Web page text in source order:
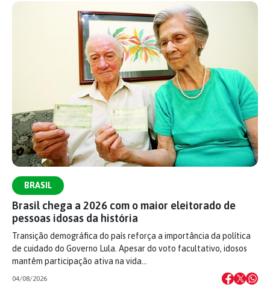
BRASIL
Brasil chega a 2026 com o maior eleitorado de
pessoas idosas da história
Transição demográfica do país reforça a importância da política
de cuidado do Governo Lula. Apesar do voto facultativo, idosos
mantêm participação ativa na vida…
04/08/2026